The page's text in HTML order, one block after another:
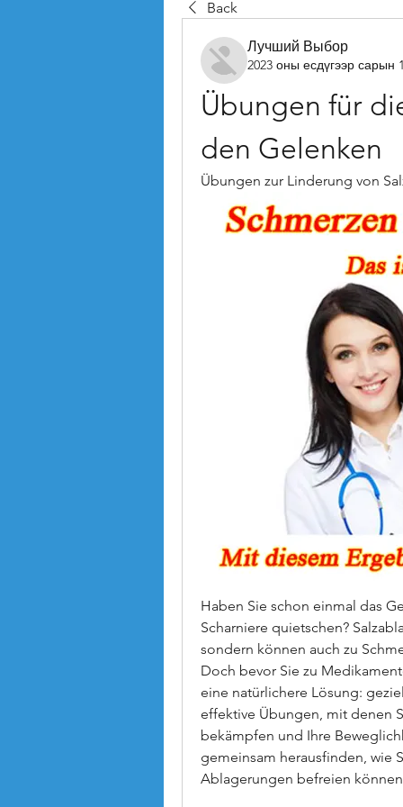
Back
Лучший Выбор
2023 оны есдүгээр сарын
Übungen für
den Gelenken
Übungen zur Linderung von
Haben Sie schon einmal das
Scharniere quietschen?
sondern können auch zu
Doch bevor Sie zu
eine natürlichere Lösung:
effektive Übungen, mit denen
bekämpfen und Ihre
gemeinsam herausfinden, wie
Ablagerungen befreien